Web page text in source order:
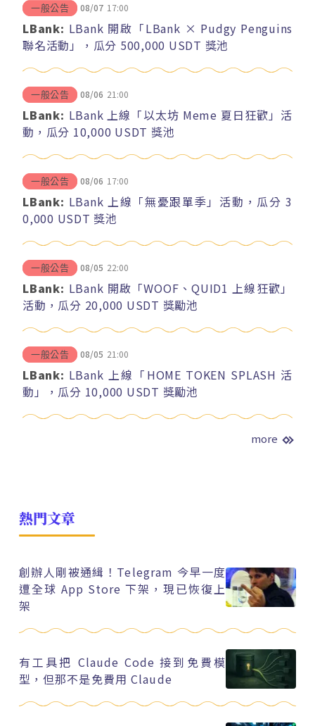
一般公告 08/07 17:00
LBank: LBank 開啟「LBank × Pudgy Penguins
聯名活動」，瓜分 500,000 USDT 獎池
一般公告 08/06 21:00
LBank: LBank 上線「以太坊 Meme 夏日狂歡」活
動，瓜分 10,000 USDT 獎池
一般公告 08/06 17:00
LBank: LBank 上線「無憂跟單季」活動，瓜分 3
0,000 USDT 獎池
一般公告 08/05 22:00
LBank: LBank 開啟「WOOF、QUID1 上線狂歡」
活動，瓜分 20,000 USDT 獎勵池
一般公告 08/05 21:00
LBank: LBank 上線「HOME TOKEN SPLASH 活
動」，瓜分 10,000 USDT 獎勵池
more
熱門文章
創辦人剛被通緝！Telegram 今早一度
遭全球 App Store 下架，現已恢復上
架
有工具把 Claude Code 接到免費模
型，但那不是免費用 Claude